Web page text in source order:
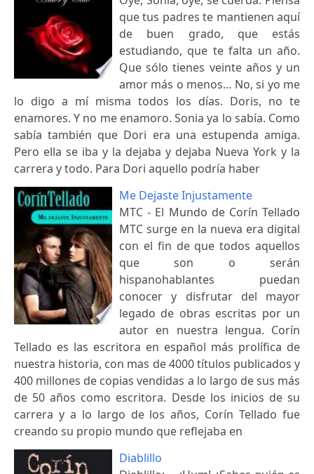
que tus padres te mantienen aquí
de buen grado, que estás
estudiando, que te falta un año.
Que sólo tienes veinte años y un
amor más o menos... No, si yo me
lo digo a mí misma todos los días. Doris, no te
enamores. Y no me enamoro. Sonia ya lo sabía. Como
sabía también que Dori era una estupenda amiga.
Pero ella se iba y la dejaba y dejaba Nueva York y la
carrera y todo. Para Dori aquello podría haber
Me Dejaste Injustamente
MTC - El Mundo de Corín Tellado
MTC surge en la nueva era digital
con el fin de que todos aquellos
que son o serán
hispanohablantes puedan
conocer y disfrutar del mayor
legado de obras escritas por un
autor en nuestra lengua. Corín
Tellado es las escritora en español más prolífica de
nuestra historia, con mas de 4000 títulos publicados y
400 millones de copias vendidas a lo largo de sus más
de 50 años como escritora. Desde los inicios de su
carrera y a lo largo de los años, Corín Tellado fue
creando su propio mundo que reflejaba en
Diablillo